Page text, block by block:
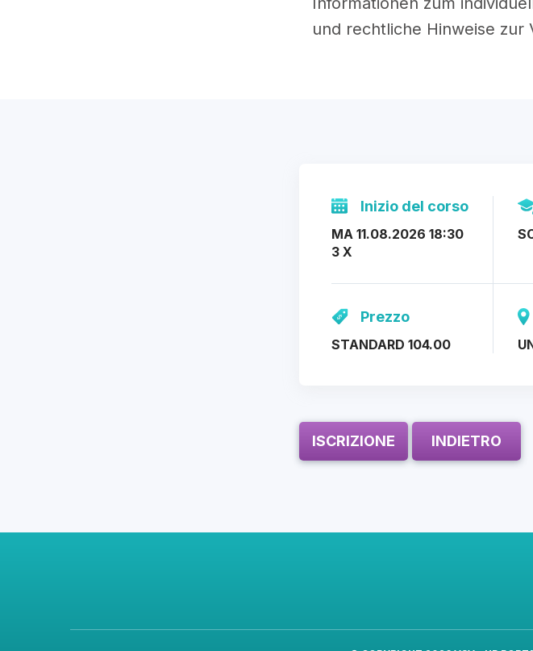
und rechtliche Hinweise
Inizio del corso
MA 11.08.2026 18:30
3 X
Prezzo
STANDARD 104.00
ISCRIZIONE INDIETRO